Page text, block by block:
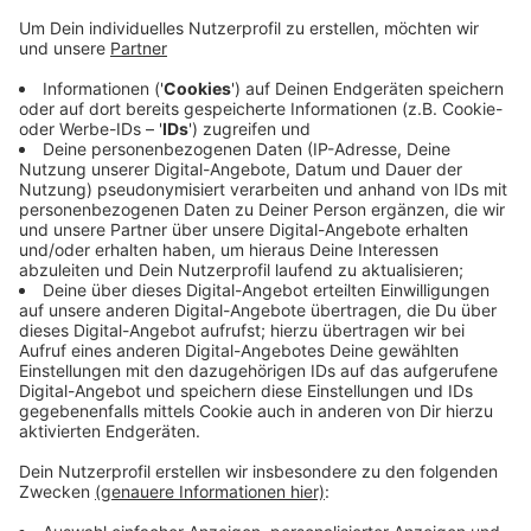
Anzeige
Das werde der nächste Schwerpunkt sein, sagte der
Minister. Anders als Arbeiter in der Fleischbranche
würden Erntehelfer aber in Werkswohnungen leben, zu
denen sich der Arbeitsschutz besser Zugang
verschaffen könne. Eine menschenwürdige
Unterbringung wäre hier viel besser durchsetzen. Er
glaube schon, dass da noch eine andere Wertehaltung
bei vielen Betriebsinhabern vorhanden sei, so Laumann.
Anzeige